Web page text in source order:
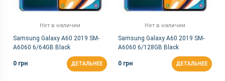
Нет в наличии
Samsung Galaxy A60 2019 SM-
A6060 6/64GB Black
0 грн ДЕТАЛЬНЕЕ
Нет в наличии
Samsung Galaxy A60 2019 SM-
A6060 6/128GB Black
0 грн ДЕТАЛЬНЕЕ